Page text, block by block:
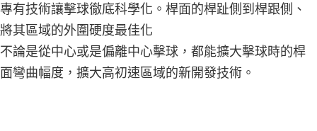
專有技術讓擊球徹底科學化。桿面的桿趾側到桿跟側、
將其區域的外圍硬度最佳化
不論是從中心或是偏離中心擊球，都能擴大擊球時的桿
面彎曲幅度，擴大高初速區域的新開發技術。